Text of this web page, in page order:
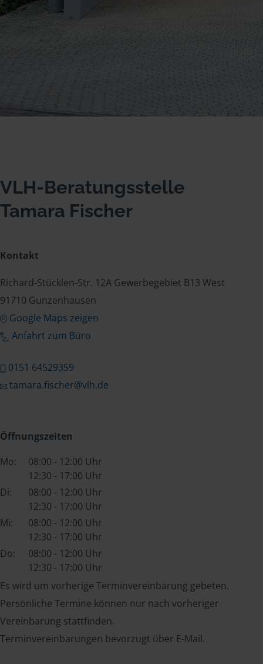
VLH-Beratungsstelle
Tamara Fischer
Kontakt
Richard-Stücklen-Str. 12A Gewerbegebiet B13 West
91710 Gunzenhausen
Google Maps zeigen
Anfahrt zum Büro
0151 64529359
tamara.fischer@vlh.de
Öffnungszeiten
Mo:
08:00 - 12:00 Uhr
12:30 - 17:00 Uhr
Di:
08:00 - 12:00 Uhr
12:30 - 17:00 Uhr
Mi:
08:00 - 12:00 Uhr
12:30 - 17:00 Uhr
Do:
08:00 - 12:00 Uhr
12:30 - 17:00 Uhr
Es wird um vorherige Terminvereinbarung gebeten.
Persönliche Termine können nur nach vorheriger
Vereinbarung stattfinden.
Terminvereinbarungen bevorzugt über E-Mail.